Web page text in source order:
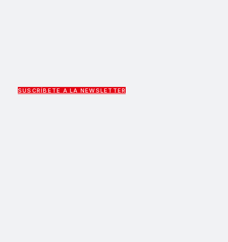
SUSCRÍBETE A LA NEWSLETTER